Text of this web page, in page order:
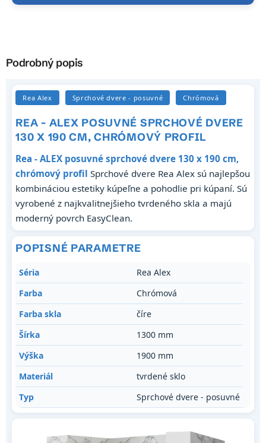
Podrobný popis
Rea Alex Sprchové dvere - posuvné Chrómová
REA - ALEX POSUVNÉ SPRCHOVÉ DVERE
130 X 190 CM, CHRÓMOVÝ PROFIL
Rea - ALEX posuvné sprchové dvere 130 x 190 cm,
chrómový profil Sprchové dvere Rea Alex sú najlepšou
kombináciou estetiky kúpeľne a pohodlie pri kúpaní. Sú
vyrobené z najkvalitnejšieho tvrdeného skla a majú
moderný povrch EasyClean.
POPISNÉ PARAMETRE
Séria
Rea Alex
Farba
Chrómová
Farba skla
číre
Šírka
1300 mm
Výška
1900 mm
Materiál
tvrdené sklo
Typ
Sprchové dvere - posuvné